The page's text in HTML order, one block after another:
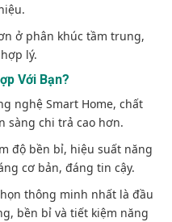
ở phân khúc tầm trung,
lý.
Với Bạn?
nghệ Smart Home, chất
sàng chi trả cao hơn.
độ bền bỉ, hiệu suất năng
cơ bản, đáng tin cậy.
thông minh nhất là đầu
bền bỉ và tiết kiệm năng